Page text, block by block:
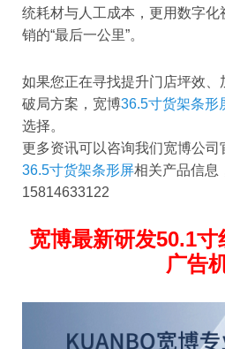
统耗材与人工成本，更用数字
销的“最后一公里”。
如果您正在寻找提升门店坪效、
破局方案，宽博36.5寸货架条形
选择。
更多资讯可以咨询我们宽博公
36.5寸货架条形屏相关产品信息
15814633122
宽博最新研发50.1
广告